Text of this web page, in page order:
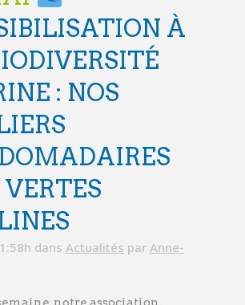
À
: NOS
dans Actualités par Anne-